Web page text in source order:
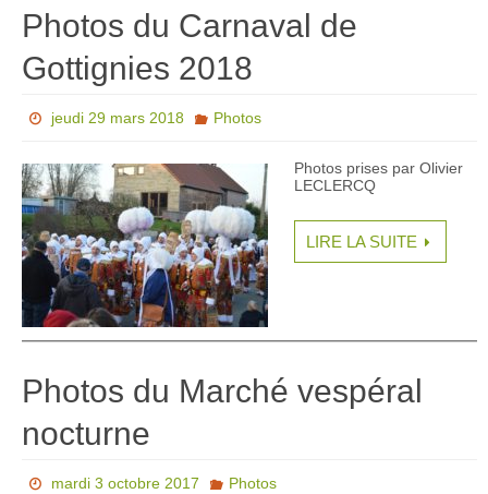
Photos du Carnaval de
Gottignies 2018
jeudi 29 mars 2018 Photos
Photos prises par Olivier
LECLERCQ
LIRE LA SUITE
Photos du Marché vespéral
nocturne
mardi 3 octobre 2017 Photos